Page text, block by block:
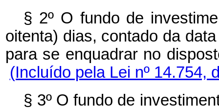
§ 2º O fundo de
oitenta) dias, contado da
para se enquadrar no
(Incluído pela Lei nº 14.754,
§ 3º O fundo de